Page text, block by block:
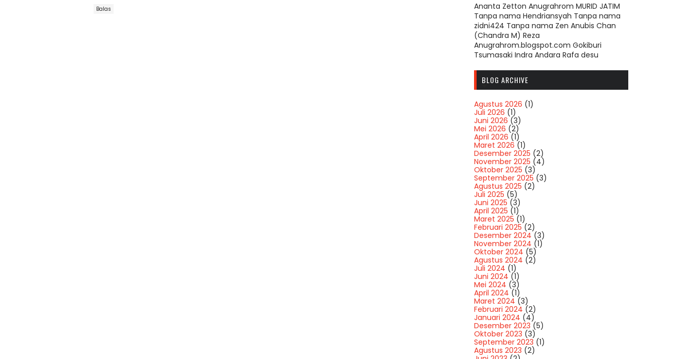
Balas
Ananta Zetton Anugrahrom MURID JATIM
Tanpa nama Hendriansyah Tanpa nama
zidni424 Tanpa nama Zen Anubis Chan
(Chandra M) Reza
Anugrahrom.blogspot.com Gokiburi
Tsumasaki Indra Andara Rafa desu
BLOG ARCHIVE
Agustus 2026 (1)
Juli 2026 (1)
Juni 2026 (3)
Mei 2026 (2)
April 2026 (1)
Maret 2026 (1)
Desember 2025 (2)
November 2025 (4)
Oktober 2025 (3)
September 2025 (3)
Agustus 2025 (2)
Juli 2025 (5)
Juni 2025 (3)
April 2025 (1)
Maret 2025 (1)
Februari 2025 (2)
Desember 2024 (3)
November 2024 (1)
Oktober 2024 (5)
Agustus 2024 (2)
Juli 2024 (1)
Juni 2024 (1)
Mei 2024 (3)
April 2024 (1)
Maret 2024 (3)
Februari 2024 (2)
Januari 2024 (4)
Desember 2023 (5)
Oktober 2023 (3)
September 2023 (1)
Agustus 2023 (2)